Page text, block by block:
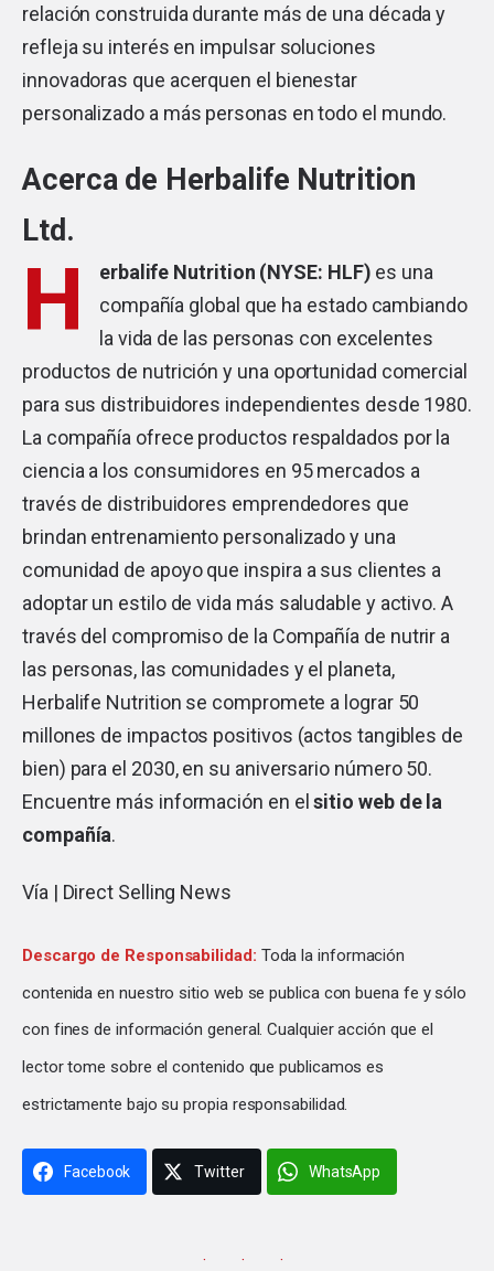
relación construida durante más de una década y
refleja su interés en impulsar soluciones
innovadoras que acerquen el bienestar
personalizado a más personas en todo el mundo.
Acerca de Herbalife Nutrition
Ltd.
H erbalife Nutrition (NYSE: HLF) es una
compañía global que ha estado cambiando
la vida de las personas con excelentes
productos de nutrición y una oportunidad comercial
para sus distribuidores independientes desde 1980.
La compañía ofrece productos respaldados por la
ciencia a los consumidores en 95 mercados a
través de distribuidores emprendedores que
brindan entrenamiento personalizado y una
comunidad de apoyo que inspira a sus clientes a
adoptar un estilo de vida más saludable y activo. A
través del compromiso de la Compañía de nutrir a
las personas, las comunidades y el planeta,
Herbalife Nutrition se compromete a lograr 50
millones de impactos positivos (actos tangibles de
bien) para el 2030, en su aniversario número 50.
Encuentre más información en elsitio web de la
compañía.
Vía | Direct Selling News
Descargo de Responsabilidad: Toda la información
contenida en nuestro sitio web se publica con buena fe y sólo
con fines de información general. Cualquier acción que el
lector tome sobre el contenido que publicamos es
estrictamente bajo su propia responsabilidad.
Facebook Twitter WhatsApp
· · ·